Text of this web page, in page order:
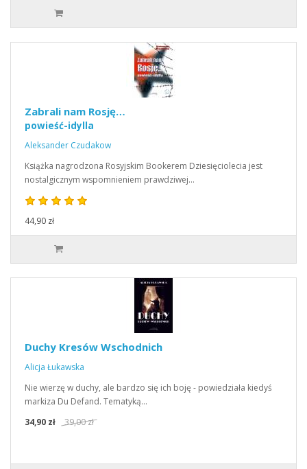
Zabrali nam Rosję…
powieść-idylla
Aleksander Czudakow
Książka nagrodzona Rosyjskim Bookerem Dziesięciolecia jest
nostalgicznym wspomnieniem prawdziwej…
44,90 zł
Duchy Kresów Wschodnich
Alicja Łukawska
Nie wierzę w duchy, ale bardzo się ich boję - powiedziała kiedyś
markiza Du Defand. Tematyką…
34,90 zł
39,00 zł